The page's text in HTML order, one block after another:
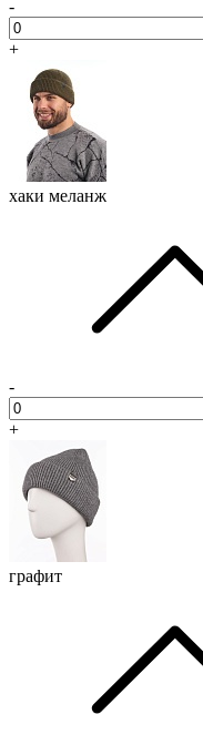
-
+
хаки меланж
-
+
графит